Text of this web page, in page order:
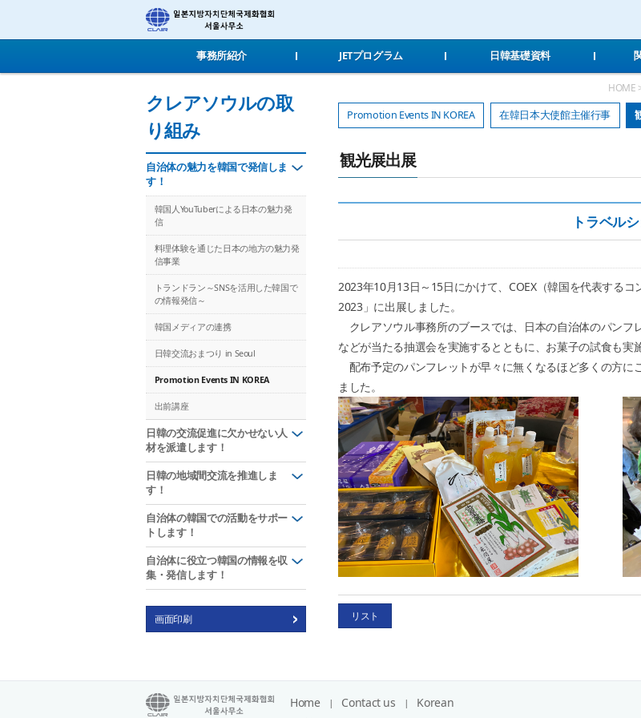
事務所紹介 JETプログラム 日韓基礎資料
クレアソウルの取
り組み
自治体の魅力を韓国で発信しま
す！
韓国人YouTuberによる日本の魅力発
信
料理体験を通じた日本の地方の魅力発
信事業
トランドラン～SNSを活用した韓国で
の情報発信～
韓国メディアの連携
日韓交流おまつり in Seoul
Promotion Events IN KOREA
出前講座
日韓の交流促進に欠かせない人
材を派遣します！
日韓の地域間交流を推進しま
す！
自治体の韓国での活動をサポー
トします！
自治体に役立つ韓国の情報を収
集・発信します！
画面印刷
HOME
Promotion Events IN KOREA 在韓日本大使館主催行事
観光展出展
トラベル
2023年10月13日～15日にかけて、COEX（韓国を代表する
2023」に出展しました。
クレアソウル事務所のブースでは、日本の自治体のパン
などが当たる抽選会を実施するとともに、お菓子の試食も実
配布予定のパンフレットが早々に無くなるほど多くの方に
ました。
リスト
Home Contact us
Korean